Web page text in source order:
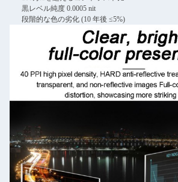
黒レベル純度 0.0005 nit
段階的な色の劣化 (10 年後 ≤5%)